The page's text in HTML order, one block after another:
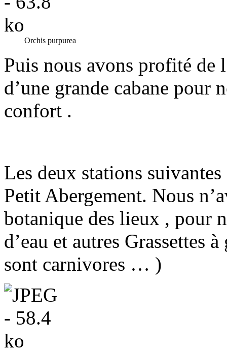
Orchis purpurea
Puis nous avons profité de
d’une grande cabane
confort .
Les deux stations
Petit Abergement. Nous
botanique des lieux , pour
d’eau et autres Grassettes
sont carnivores … )